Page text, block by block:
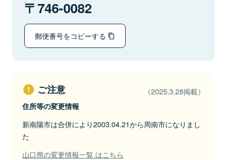
746-0082
郵便番号をコピーする
ご注意 （2025.3.28掲載）
住所等の変更情報
新南陽市は合併により2003.04.21から周南市になりまし
た
山口県の変更情報一覧 はこちら